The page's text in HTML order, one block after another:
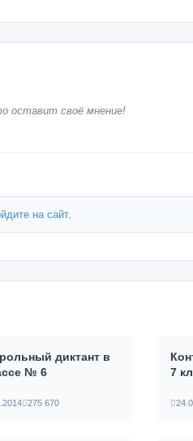
оставит своё мнение!
на сайт.
диктант в
№ 6
275 670
7